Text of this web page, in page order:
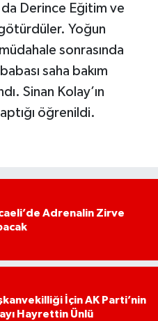
Derince Eğitim ve
Yoğun
sonrasında
saha bakım
Sinan Kolay’ın
öğrenildi.
Adrenalin Zirve
İçin AK Parti’nin
Hayrettin Ünlü